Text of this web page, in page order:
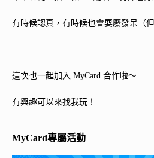
有時候認真，有時候也會耍廢發呆（
這次也一起加入 MyCard 合作啦～
有興趣可以來找我玩！
MyCard專屬活動